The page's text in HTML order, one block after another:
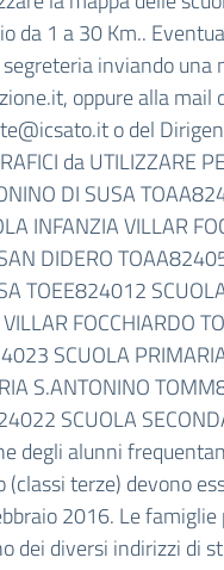
da 1 a 30 Km..
inviando una
oppure alla mail
o del
da UTILIZZARE
DI SUSA
INFANZIA VILLAR
DIDERO
TOEE824012
FOCCHIARDO
SCUOLA
S.ANTONINO
SCUOLA
degli alunni
(classi terze) devono
2016. Le
dei diversi indirizzi di